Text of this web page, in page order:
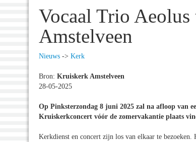
Vocaal Trio
Amstelveen
Nieuws -> Kerk
Bron: Kruiskerk Amstelveen
28-05-2025
Op Pinksterzondag 8 juni 2025 zal na afloop van
Kruiskerkconcert vóór de zomervakantie plaats
Kerkdienst en concert zijn los van elkaar te